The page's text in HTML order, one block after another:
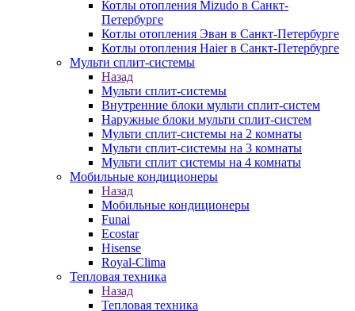
Котлы отопления Mizudo в Санкт-
Петербурге
Котлы отопления Эван в Санкт-Петербурге
Котлы отопления Haier в Санкт-Петербурге
Мульти сплит-системы
Назад
Мульти сплит-системы
Внутренние блоки мульти сплит-систем
Наружные блоки мульти сплит-систем
Мульти сплит-системы на 2 комнаты
Мульти сплит-системы на 3 комнаты
Мульти сплит системы на 4 комнаты
Мобильные кондиционеры
Назад
Мобильные кондиционеры
Funai
Ecostar
Hisense
Royal-Clima
Тепловая техника
Назад
Тепловая техника